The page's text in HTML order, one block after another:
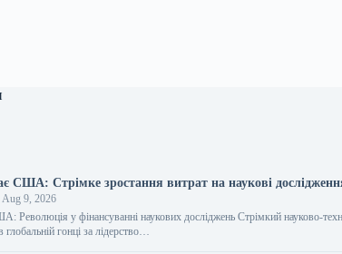
США: Стрімке зростання витрат на наукові
Aug 9, 2026
Революція у фінансуванні наукових досліджень Стрімкий науково-
глобальній гонці за лідерство…